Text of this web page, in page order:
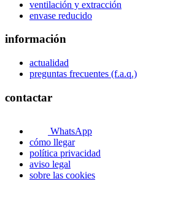
ventilación y extracción
envase reducido
información
actualidad
preguntas frecuentes (f.a.q.)
contactar
WhatsApp
cómo llegar
política privacidad
aviso legal
sobre las cookies